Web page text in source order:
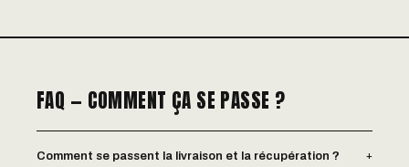
FAQ — COMMENT ÇA SE PASSE ?
Comment se passent la livraison et la récupération ? +